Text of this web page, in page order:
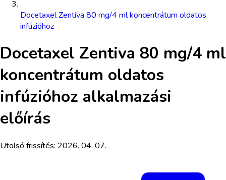
Docetaxel Zentiva 80 mg/4 ml koncentrátum oldatos
infúzióhoz
Docetaxel Zentiva 80 mg/4 ml
koncentrátum oldatos
infúzióhoz alkalmazási
előírás
Utolsó frissítés: 2026. 04. 07.